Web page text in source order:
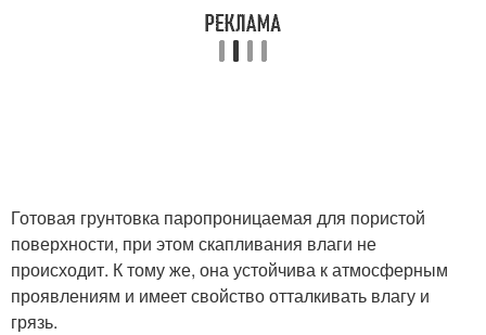
Готовая грунтовка паропроницаемая для пористой
поверхности, при этом скапливания влаги не
происходит. К тому же, она устойчива к атмосферным
проявлениям и имеет свойство отталкивать влагу и
грязь.